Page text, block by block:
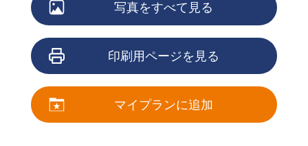
写真をすべて見る
印刷用ページを見る
マイプランに追加